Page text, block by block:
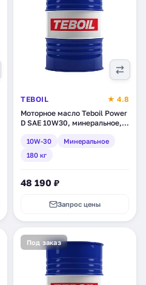
TEBOIL
★ 4.8
Моторное масло Teboil Power
D SAE 10W30, минеральное,
10W-30
Минеральное
180 кг
48 190 ₽
Запрос цены
Под заказ